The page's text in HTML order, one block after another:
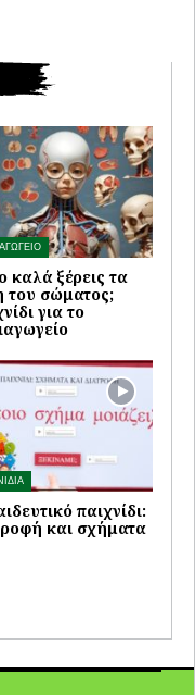
καλά ξέρεις τα
του σώματος;
για το
παιχνίδι:
και σχήματα